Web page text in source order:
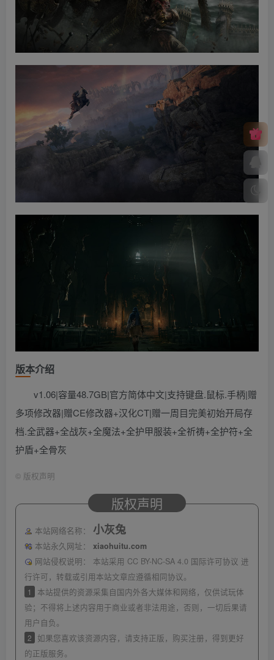
版本介绍
v1.06|容量48.7GB|官方简体中文|支持键盘.鼠标.手柄|赠
多项修改器|赠CE修改器+汉化CT|赠一周目完美初始开局存
档.全武器+全战灰+全魔法+全护甲服装+全祈祷+全护符+全
护盾+全骨灰
© 版权声明
版权声明
本站网络名称： 小灰兔
本站永久网址：
xiaohuitu.com
网站侵权说明：
本站采用 CC BY-NC-SA 4.0 国际许可协议 进
行许可，转载或引用本站文章应遵循相同协议。
1
本站提供的资源采集自国内外各大媒体和网络，仅供试玩体
验；不得将上述内容用于商业或者非法用途，否则，一切后果请
用户自负。
2
如果您喜欢该资源内容，请支持正版，购买注册，得到更好
的正版服务。